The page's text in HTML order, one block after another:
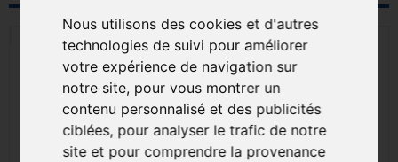
Nous utilisons des cookies et d'autres
technologies de suivi pour améliorer
votre expérience de navigation sur
notre site, pour vous montrer un
contenu personnalisé et des publicités
ciblées, pour analyser le trafic de notre
site et pour comprendre la provenance